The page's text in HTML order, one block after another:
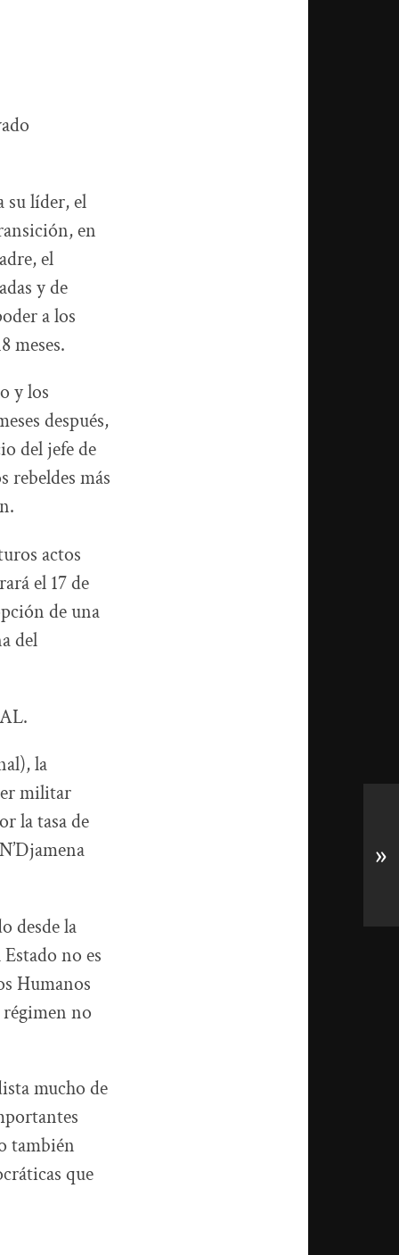
su líder, el
en
el
y de
a los
meses.
y los
después,
del jefe de
rebeldes más
actos
el 17 de
de una
del
la
militar
la tasa de
desde la
no es
Humanos
no
mucho de
también
que
»